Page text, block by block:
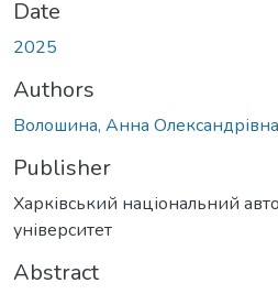
Date
2025
Authors
Волошина, Анна Олександрівна
Publisher
Харківський національний
університет
Abstract